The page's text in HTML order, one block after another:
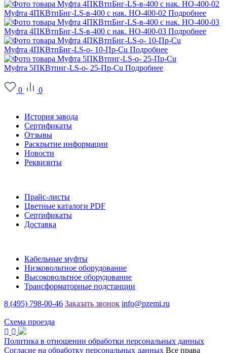
Муфта 4ПКВтпБнг-LS-в-400 с нак. НО-400-02 Подробнее
Муфта 4ПКВтпБнг-LS-в-400 с нак. НО-400-03 Подробнее
Муфта 4ПКВтпБнг-LS-о- 10-Пр-Сu Подробнее
Муфта 5ПКВтпнг-LS-о- 25-Пр-Cu Подробнее
0
0
История завода
Сертификаты
Отзывы
Раскрытие информации
Новости
Реквизиты
Прайс-листы
Цветные каталоги PDF
Сертификаты
Доставка
Кабельные муфты
Низковольтное оборудование
Высоковольтное оборудование
Трансформаторные подстанции
8 (495) 798-00-46 Заказать звонок info@pzemi.ru
Схема проезда
Политика в отношении обработки персональных данных
Согласие на обработку персональных данных Все права